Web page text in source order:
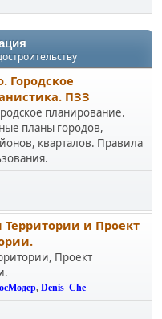
Городское
ПЗЗ
планирование.
планы городов,
кварталов. Правила
и Проект
Проект
, Denis_Che